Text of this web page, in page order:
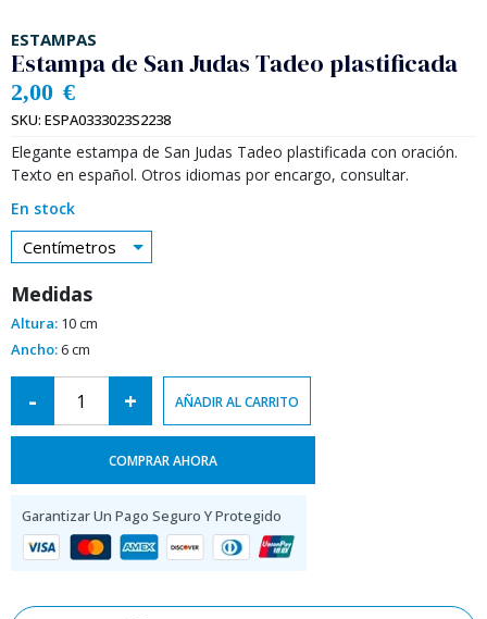
ESTAMPAS
Estampa de San Judas Tadeo plastificada
2,00 €
SKU: ESPA0333023S2238
Elegante estampa de San Judas Tadeo plastificada con oración.
Texto en español. Otros idiomas por encargo, consultar.
En stock
Centímetros
Medidas
Altura: 10 cm
Ancho: 6 cm
- + AÑADIR AL CARRITO
COMPRAR AHORA
Garantizar Un Pago Seguro Y Protegido
Alternative: